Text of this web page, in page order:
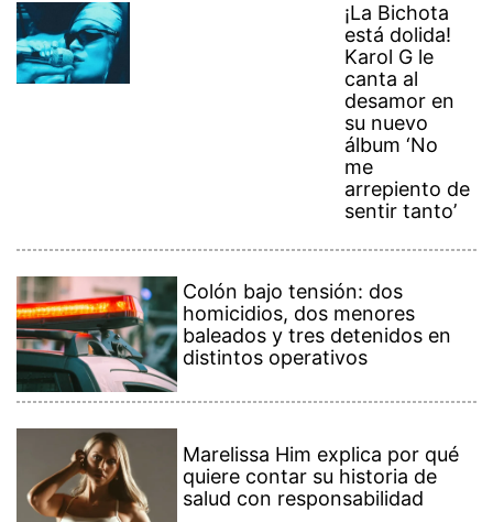
¡La Bichota
está dolida!
Karol G le
canta al
desamor en
su nuevo
álbum ‘No
me
arrepiento de
sentir tanto’
Colón bajo tensión: dos
homicidios, dos menores
baleados y tres detenidos en
distintos operativos
Marelissa Him explica por qué
quiere contar su historia de
salud con responsabilidad